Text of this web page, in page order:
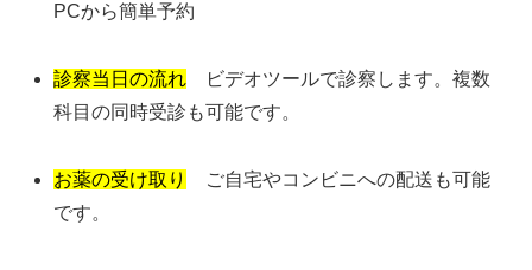
PCから簡単予約
診察当日の流れ ビデオツールで診察します。複数
科目の同時受診も可能です。
お薬の受け取り
ご自宅やコンビニへの配送も可能
です。